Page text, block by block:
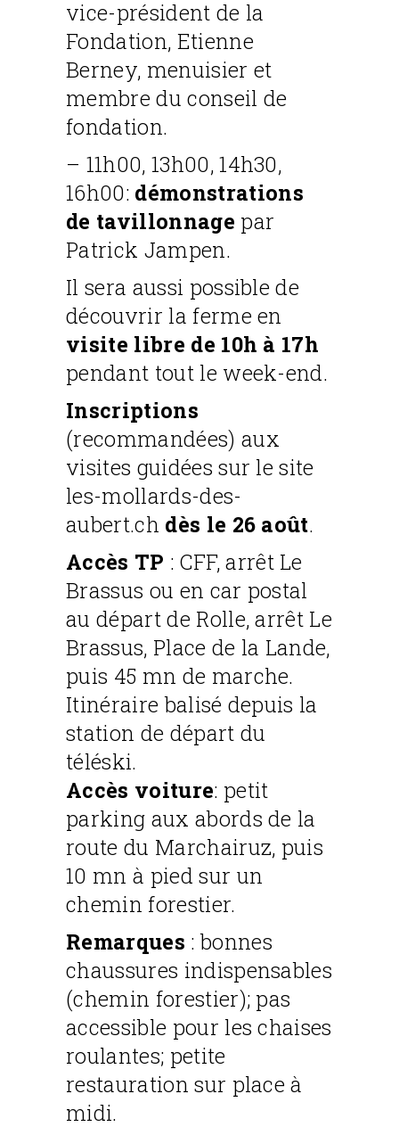
vice-président de la
Fondation, Etienne
Berney, menuisier et
membre du conseil de
fondation.
– 11h00, 13h00, 14h30,
16h00: démonstrations
de tavillonnage par
Patrick Jampen.
Il sera aussi possible de
découvrir la ferme en
visite libre de 10h à 17h
pendant tout le week-end.
Inscriptions
(recommandées) aux
visites guidées sur le site
les-mollards-des-
aubert.ch dès le 26 août.
Accès TP : CFF, arrêt Le
Brassus ou en car postal
au départ de Rolle, arrêt Le
Brassus, Place de la Lande,
puis 45 mn de marche.
Itinéraire balisé depuis la
station de départ du
téléski.
Accès voiture: petit
parking aux abords de la
route du Marchairuz, puis
10 mn à pied sur un
chemin forestier.
Remarques :bonnes
chaussures indispensables
(chemin forestier); pas
accessible pour les chaises
roulantes; petite
restauration sur place à
midi.